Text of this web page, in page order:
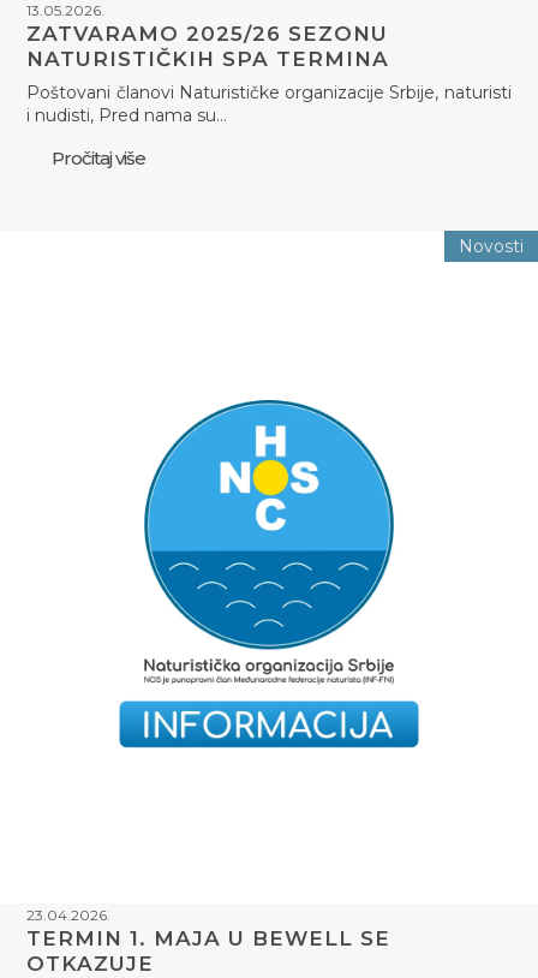
13.05.2026.
ZATVARAMO 2025/26 SEZONU
NATURISTIČKIH SPA TERMINA
Poštovani članovi Naturističke organizacije Srbije, naturisti
i nudisti, Pred nama su…
Pročitaj više
Novosti
23.04.2026.
TERMIN 1. MAJA U BEWELL SE
OTKAZUJE